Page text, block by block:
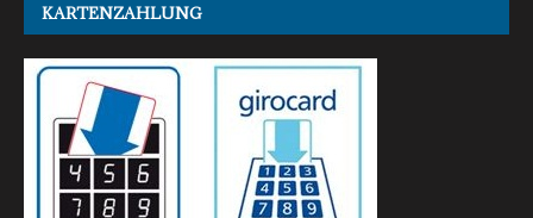
KARTENZAHLUNG